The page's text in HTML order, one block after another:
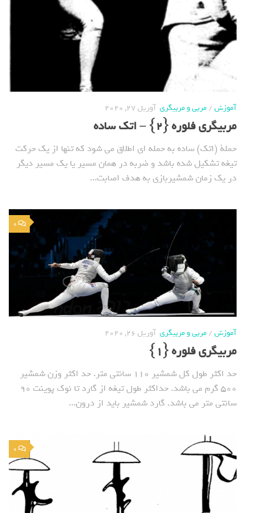
آموزش/مربی و مربیگری آوریل 27, 2020
مربیگری فلوره {2} – اتک ساده
حملة (اتک) ساده به حمله ای اطلاق می شود که تنها از یک حرکت
تیغه تشکیل شده باشد و ضربه در همان مسیر یا یک مسیر دیگر
در یک زمان شمشیربازی به هدف اصابت...
0
آموزش/مربی و مربیگری آوریل 26, 2020
مربیگری فلوره {1}
حد اکثر طول کل شمشیر 110 سانتی متر. حد اکثر وزن شمشیر
500 گرم می باشد. حداکثر طول تیغه از گارد تا نوک پوینت 90
سانتی متر می باشد. گارد شمشیر باید از درون...
0